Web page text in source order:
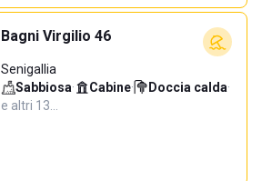
Bagni Virgilio 46
Senigallia
Sabbiosa· Cabine· Doccia calda·
e altri 13…